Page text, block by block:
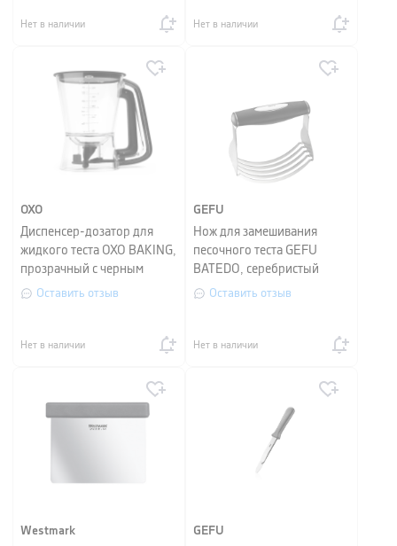
Нет в наличии Нет в наличии
OXO
Диспенсер-дозатор для
жидкого теста OXO BAKING,
прозрачный с черным
Оставить отзыв
Нет в наличии
GEFU
Нож для замешивания
песочного теста GEFU
BATEDO, серебристый
Оставить отзыв
Нет в наличии
Westmark
GEFU